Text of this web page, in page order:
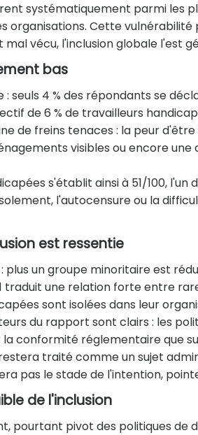
systématiquement parmi les
organisations. Cette
vécu, l'inclusion globale l'est
bas
seuls 4 % des répondants se
de 6 % de travailleurs
de freins tenaces : la peur
visibles ou encore
s'établit ainsi à 51/100, l'un
l'autocensure ou la
est ressentie
un groupe minoritaire est
traduit une relation forte entre
sont isolées dans leur
du rapport sont clairs : les
conformité réglementaire que
traité comme un sujet
pas le stade de l'intention,
de l'inclusion
pourtant pivot des politiques de